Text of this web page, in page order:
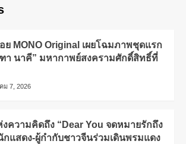
MONO Original เผยโฉมภาพชุดแรก
า นาคี” มหากาพย์สงครามศักดิ์สิทธิ์ที่
ม 7, 2026
ความคิดถึง “Dear You จดหมายรักถึง
แสดง-ผู้กำกับชาวจีนร่วมเดินพรมแดง